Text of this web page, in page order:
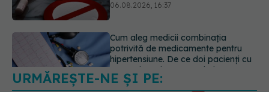
aceeași tensiune pot primi
Mii de angajați din Sănătate ar
putea primi salarii mai mari.
Sindicatele cer schimbarea legii
06.08.2026, 19:26
URMĂREȘTE-NE ȘI PE: